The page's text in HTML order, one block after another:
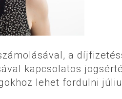
a
kapcsolatos
lehet fordulni